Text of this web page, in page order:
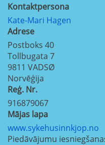
Kontaktpersona
Kate-Mari Hagen
Adrese
Postboks 40
Tollbugata 7
9811 VADSØ
Norvēģija
Reģ. Nr.
916879067
Mājas lapa
www.sykehusinnkjop.no
Piedāvājumu